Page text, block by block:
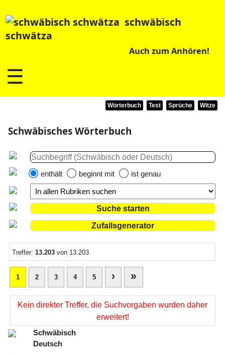
schwäbisch
schwätza
Auch zum Anhören!
☰
Wörterbuch Test Sprüche Witze
Schwäbisches Wörterbuch
enthält beginnt mit ist genau
Treffer: 13.203 von 13.203
1 2 3 4 5 › »
Kein direkter Treffer, die Suchvorgaben wurden daher
erweitert!
Schwäbisch
Deutsch